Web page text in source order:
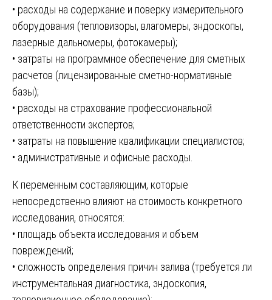
• расходы на содержание и поверку измерительного
оборудования (тепловизоры, влагомеры, эндоскопы,
лазерные дальномеры, фотокамеры);
• затраты на программное обеспечение для сметных
расчетов (лицензированные сметно-нормативные
базы);
• расходы на страхование профессиональной
ответственности экспертов;
• затраты на повышение квалификации специалистов;
• административные и офисные расходы.
К переменным составляющим, которые
непосредственно влияют на стоимость конкретного
исследования, относятся:
• площадь объекта исследования и объем
повреждений;
• сложность определения причин залива (требуется ли
инструментальная диагностика, эндоскопия,